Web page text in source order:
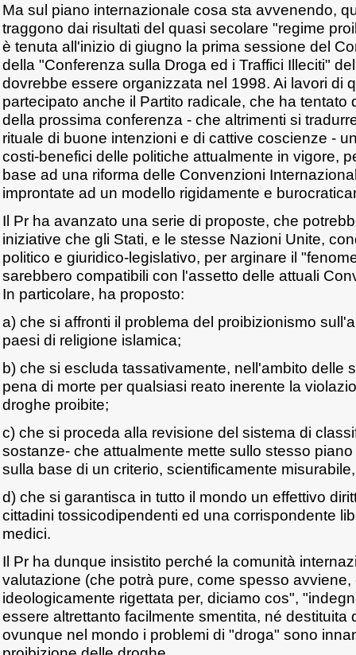
Ma sul piano internazionale cosa sta avvenendo,
traggono dai risultati del quasi secolare "regime
è tenuta all'inizio di giugno la prima sessione del
della "Conferenza sulla Droga ed i Traffici Illeciti"
dovrebbe essere organizzata nel 1998. Ai lavori di
partecipato anche il Partito radicale, che ha tentato
della prossima conferenza - che altrimenti si
rituale di buone intenzioni e di cattive coscienze -
costi-benefici delle politiche attualmente in vigore,
base ad una riforma delle Convenzioni
improntate ad un modello rigidamente e
Il Pr ha avanzato una serie di proposte, che
iniziative che gli Stati, e le stesse Nazioni Unite,
politico e giuridico-legislativo, per arginare il
sarebbero compatibili con l'assetto delle attuali
In particolare, ha proposto:
a) che si affronti il problema del proibizionismo
paesi di religione islamica;
b) che si escluda tassativamente, nell'ambito delle
pena di morte per qualsiasi reato inerente la
droghe proibite;
c) che si proceda alla revisione del sistema di
sostanze- che attualmente mette sullo stesso
sulla base di un criterio, scientificamente
d) che si garantisca in tutto il mondo un effettivo
cittadini tossicodipendenti ed una corrispondente
medici.
Il Pr ha dunque insistito perché la comunità
valutazione (che potrà pure, come spesso avviene,
ideologicamente rigettata per, diciamo cos",
essere altrettanto facilmente smentita, né destituita
ovunque nel mondo i problemi di "droga" sono